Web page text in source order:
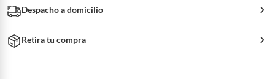
Despacho a domicilio
Retira tu compra